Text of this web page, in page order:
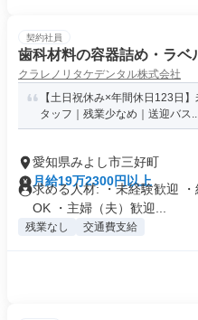
契約社員
歯科材料の容器詰め・ラベ
クラレノリタケデンタル株式会社
【土日祝休み×年間休日123日
タッフ｜残業少なめ｜送迎バス
愛知県みよし市三好町
月給19万2300円以上
求める人材: ・未経験歓迎
OK ・主婦（夫）歓迎...
残業なし 交通費支給